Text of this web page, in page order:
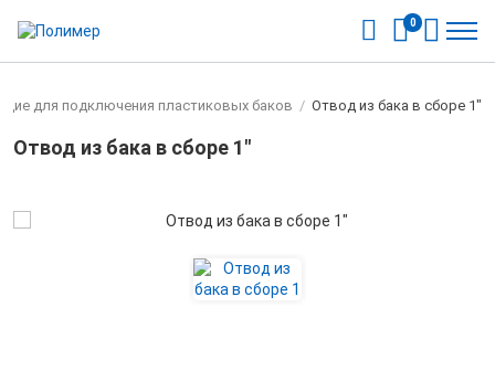
0
для подключения пластиковых баков / Отвод из бака в сборе 1"
Отвод из бака в сборе 1"